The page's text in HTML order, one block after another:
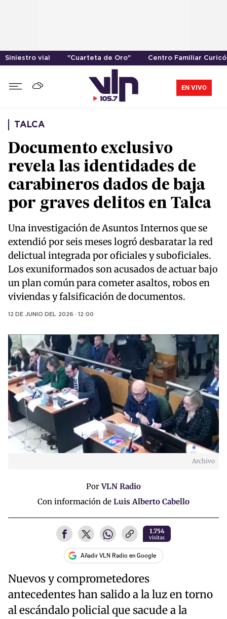
Siniestro vial "Cuarteta de Oro" Centro Familiar Curicó
EN VIVO
TALCA
Documento exclusivo
revela las identidades de
carabineros dados de baja
por graves delitos en Talca
Una investigación de Asuntos Internos que se
extendió por seis meses logró desbaratar la red
delictual integrada por oficiales y suboficiales.
Los exuniformados son acusados de actuar bajo
un plan común para cometer asaltos, robos en
viviendas y falsificación de documentos.
12 DE JUNIO DEL 2026 · 12:00
Archivo
PorVLN Radio
Con información de Luis Alberto Cabello
1.754
visitas
Añadir VLN Radio en Google
Nuevos y comprometedores
antecedentes han salido a la luz en torno
al escándalo policial que sacude a la